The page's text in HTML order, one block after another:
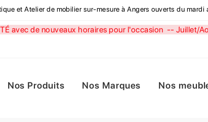
et Atelier de mobilier sur-mesure à Angers ouverts du mardi
avec de nouveaux horaires pour l'occasion -- Juillet/
Nos Produits Nos Marques Nos